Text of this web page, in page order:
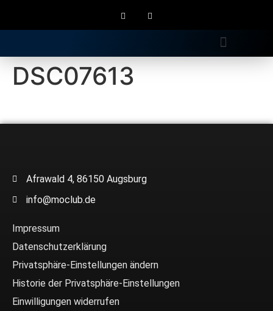
DSC07613
Afrawald 4, 86150 Augsburg
info@moclub.de
Impressum
Datenschutzerklärung
Privatsphäre-Einstellungen ändern
Historie der Privatsphäre-Einstellungen
Einwilligungen widerrufen